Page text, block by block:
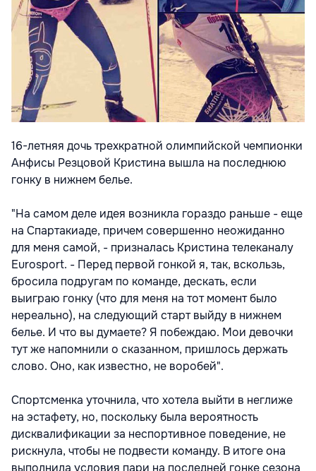
16-летняя дочь трехкратной олимпийской чемпионки
Анфисы Резцовой Кристина вышла на последнюю
гонку в нижнем белье.
"На самом деле идея возникла гораздо раньше - еще
на Спартакиаде, причем совершенно неожиданно
для меня самой, - призналась Кристина телеканалу
Eurosport. - Перед первой гонкой я, так, вскользь,
бросила подругам по команде, дескать, если
выиграю гонку (что для меня на тот момент было
нереально), на следующий старт выйду в нижнем
белье. И что вы думаете? Я побеждаю. Мои девочки
тут же напомнили о сказанном, пришлось держать
слово. Оно, как известно, не воробей".
Спортсменка уточнила, что хотела выйти в неглиже
на эстафету, но, поскольку была вероятность
дисквалификации за неспортивное поведение, не
рискнула, чтобы не подвести команду. В итоге она
выполнила условия пари на последней гонке сезона